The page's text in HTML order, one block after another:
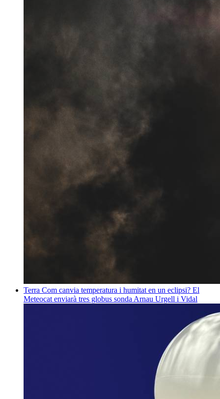
Terra Com canvia temperatura i humitat en un eclipsi? El
Meteocat enviarà tres globus sonda Arnau Urgell i Vidal